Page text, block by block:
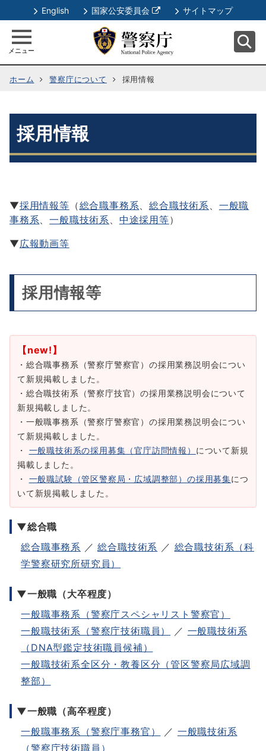
English 国家公安委員会
別
ウ
ィ
ン
ド
サイトマップ
メニュー
ホーム 警察庁について 採用情報
採用情報
▼採用情報等 （総合職事務系、総合職技術系、 一般職
事務系、一般職技術系、 中途採用等）
▼広報動画等
採用情報等
【new!】
・総合職事務系（警察庁警察官）の採用業務説明会につい
て新規掲載しました。
・総合職技術系（警察庁技官）の採用業務説明会について
新規掲載しました。
・一般職事務系（警察庁警察官）の採用業務説明会につい
て新規掲載しました。
・ 一般職技術系の採用募集（官庁訪問情報） について新規
掲載しました。
・ 一般職試験（管区警察局・広域調整部）の採用募集につ
いて新規掲載しました。
▼総合職
総合職事務系 ／総合職技術系 ／ 総合職技術系（科
学警察研究所研究員）
▼一般職（大卒程度）
一般職事務系（警察庁スペシャリスト警察官）
一般職技術系（警察庁技術職員）
／ 一般職技術系
（DNA型鑑定技術職員候補）
一般職技術系全区分・教養区分（管区警察局広域調
整部）
▼一般職（高卒程度）
一般職事務系（警察庁事務官）
／ 一般職技術系
（警察庁技術職員）